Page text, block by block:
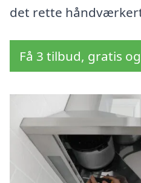
det rette
Få 3 tilbud, gratis